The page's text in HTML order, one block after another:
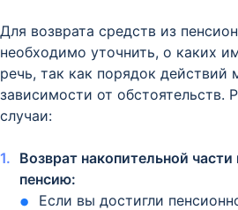
Для возврата средств из
необходимо уточнить, о каких
речь, так как порядок действий
зависимости от обстоятельств.
случаи:
Возврат накопительной
пенсию:
Если вы достигли